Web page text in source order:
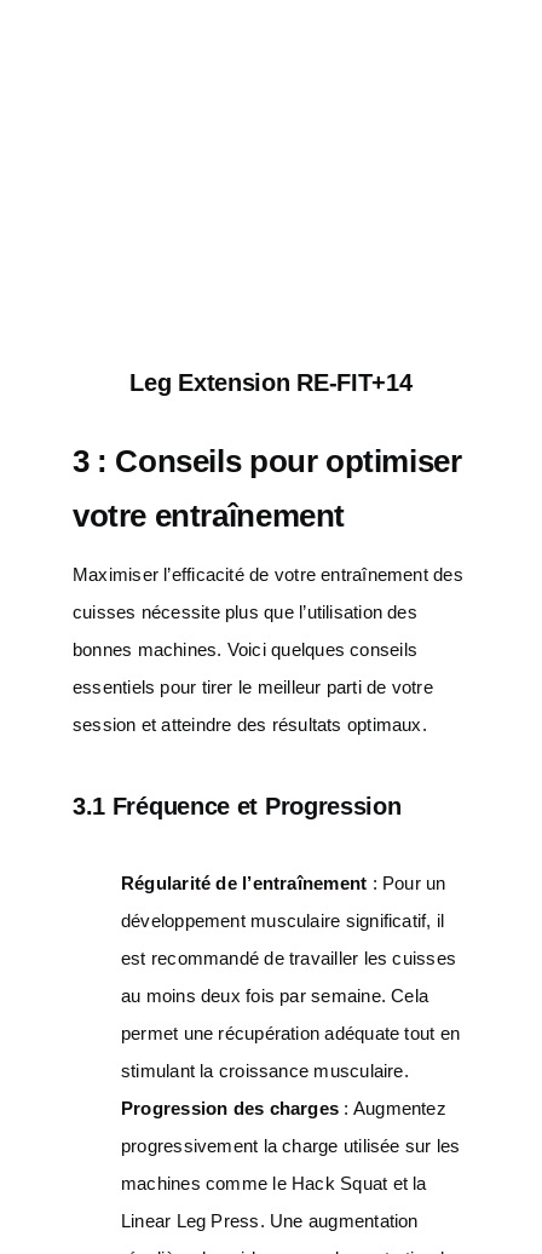
Leg Extension RE-FIT+14
3 : Conseils pour optimiser
votre entraînement
Maximiser l’efficacité de votre entraînement des
cuisses nécessite plus que l’utilisation des
bonnes machines. Voici quelques conseils
essentiels pour tirer le meilleur parti de votre
session et atteindre des résultats optimaux.
3.1 Fréquence et Progression
Régularité de l’entraînement : Pour un
développement musculaire significatif, il
est recommandé de travailler les cuisses
au moins deux fois par semaine. Cela
permet une récupération adéquate tout en
stimulant la croissance musculaire.
Progression des charges : Augmentez
progressivement la charge utilisée sur les
machines comme le Hack Squat et la
Linear Leg Press. Une augmentation